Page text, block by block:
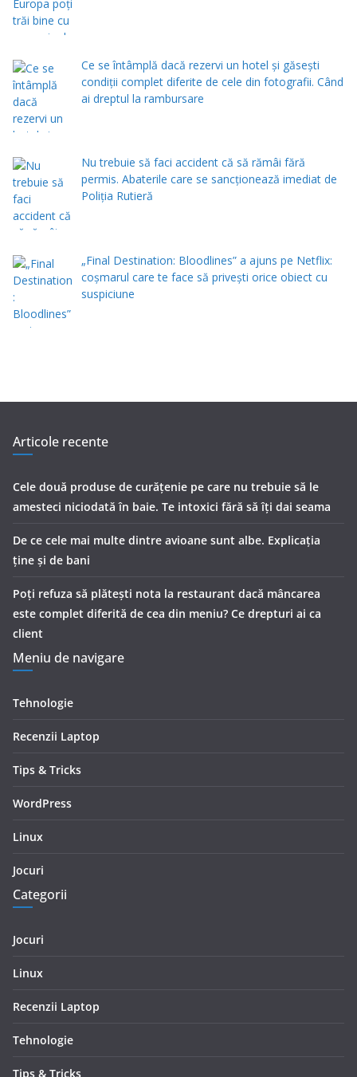
Ce se întâmplă dacă rezervi un hotel și găsești
condiții complet diferite de cele din fotografii. Când
ai dreptul la rambursare
Nu trebuie să faci accident că să rămâi fără
permis. Abaterile care se sancționează imediat de
Poliţia Rutieră
„Final Destination: Bloodlines” a ajuns pe Netflix:
coșmarul care te face să privești orice obiect cu
suspiciune
Articole recente
Cele două produse de curăţenie pe care nu trebuie să le
amesteci niciodată în baie. Te intoxici fără să îţi dai seama
De ce cele mai multe dintre avioane sunt albe. Explicația
ține și de bani
Poți refuza să plătești nota la restaurant dacă mâncarea
este complet diferită de cea din meniu? Ce drepturi ai ca
client
Meniu de navigare
Tehnologie
Recenzii Laptop
Tips & Tricks
WordPress
Linux
Jocuri
Categorii
Jocuri
Linux
Recenzii Laptop
Tehnologie
Tips & Tricks